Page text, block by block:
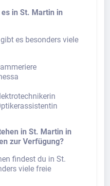
in St. Martin in
es besonders viele
in St. Martin in
zur Verfügung?
findest du in St.
viele freie